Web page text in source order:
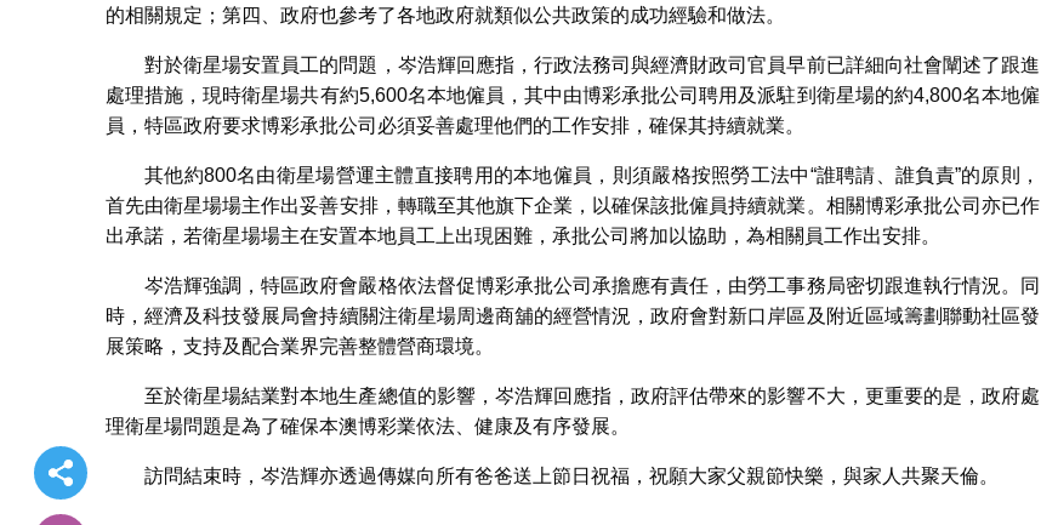
的相關規定；第四、政府也參考了各地政府就類似公共政策的成功經驗和做法。
對於衛星場安置員工的問題，岑浩輝回應指，行政法務司與經濟財政司官員早前已詳細向社會闡述了跟進
處理措施，現時衛星場共有約5,600名本地僱員，其中由博彩承批公司聘用及派駐到衛星場的約4,800名本地僱
員，特區政府要求博彩承批公司必須妥善處理他們的工作安排，確保其持續就業。
其他約800名由衛星場營運主體直接聘用的本地僱員，則須嚴格按照勞工法中“誰聘請、誰負責”的原則，
首先由衛星場場主作出妥善安排，轉職至其他旗下企業，以確保該批僱員持續就業。相關博彩承批公司亦已作
出承諾，若衛星場場主在安置本地員工上出現困難，承批公司將加以協助，為相關員工作出安排。
岑浩輝強調，特區政府會嚴格依法督促博彩承批公司承擔應有責任，由勞工事務局密切跟進執行情況。同
時，經濟及科技發展局會持續關注衛星場周邊商舖的經營情況，政府會對新口岸區及附近區域籌劃聯動社區發
展策略，支持及配合業界完善整體營商環境。
至於衛星場結業對本地生產總值的影響，岑浩輝回應指，政府評估帶來的影響不大，更重要的是，政府處
理衛星場問題是為了確保本澳博彩業依法、健康及有序發展。
訪問結束時，岑浩輝亦透過傳媒向所有爸爸送上節日祝福，祝願大家父親節快樂，與家人共聚天倫。